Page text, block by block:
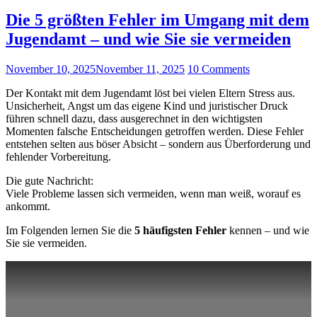
Gerichte
zuhören
–
wann
Die 5 größten Fehler im Umgang mit dem
Jugendamt – und wie Sie sie vermeiden
November 10, 2025November 11, 2025 10 Comments
Der Kontakt mit dem Jugendamt löst bei vielen Eltern Stress aus.
Unsicherheit, Angst um das eigene Kind und juristischer Druck
führen schnell dazu, dass ausgerechnet in den wichtigsten
Momenten falsche Entscheidungen getroffen werden. Diese Fehler
entstehen selten aus böser Absicht – sondern aus Überforderung und
fehlender Vorbereitung.
Die gute Nachricht:
Viele Probleme lassen sich vermeiden, wenn man weiß, worauf es
ankommt.
Im Folgenden lernen Sie die 5 häufigsten Fehler kennen – und wie
Sie sie vermeiden.